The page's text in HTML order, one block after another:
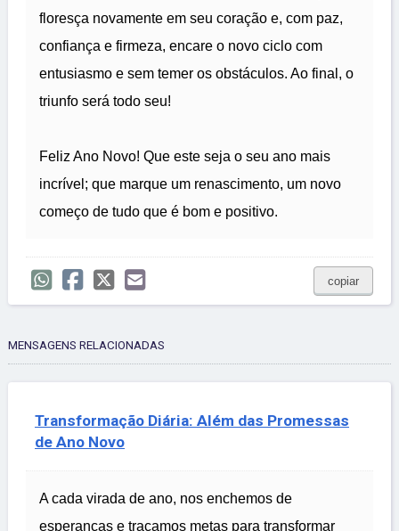
floresça novamente em seu coração e, com paz,
confiança e firmeza, encare o novo ciclo com
entusiasmo e sem temer os obstáculos. Ao final, o
triunfo será todo seu!
Feliz Ano Novo! Que este seja o seu ano mais
incrível; que marque um renascimento, um novo
começo de tudo que é bom e positivo.
copiar
MENSAGENS RELACIONADAS
Transformação Diária: Além das Promessas
de Ano Novo
A cada virada de ano, nos enchemos de
esperanças e traçamos metas para transformar